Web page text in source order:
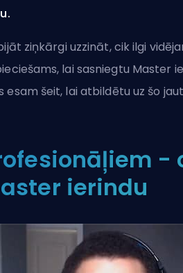
ziņkārgi uzzināt, cik ilgi
lai sasniegtu Master
esam šeit, lai atbildētu uz šo
-
ierindu